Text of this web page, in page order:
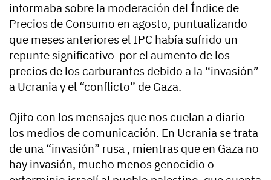
informaba sobre la moderación del Índice de
Precios de Consumo en agosto, puntualizando
que meses anteriores el IPC había sufrido un
repunte significativo por el aumento de los
precios de los carburantes debido a la “invasión”
a Ucrania y el “conflicto” de Gaza.
Ojito con los mensajes que nos cuelan a diario
los medios de comunicación. En Ucrania se trata
de una “invasión” rusa , mientras que en Gaza no
hay invasión, mucho menos genocidio o